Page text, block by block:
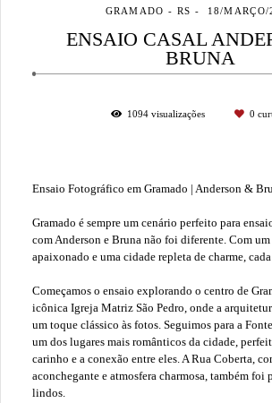
GRAMADO - RS 18/MARÇO/
ENSAIO CASAL
BRUNA
1094 visualizações 0
Ensaio Fotográfico em Gramado | Anderson &
Gramado é sempre um cenário perfeito para
com Anderson e Bruna não foi diferente. Com um
apaixonado e uma cidade repleta de charme,
Começamos o ensaio explorando o centro de
icônica Igreja Matriz São Pedro, onde a
um toque clássico às fotos. Seguimos para a
um dos lugares mais românticos da cidade,
carinho e a conexão entre eles. A Rua Coberta,
aconchegante e atmosfera charmosa, também foi
lindos.